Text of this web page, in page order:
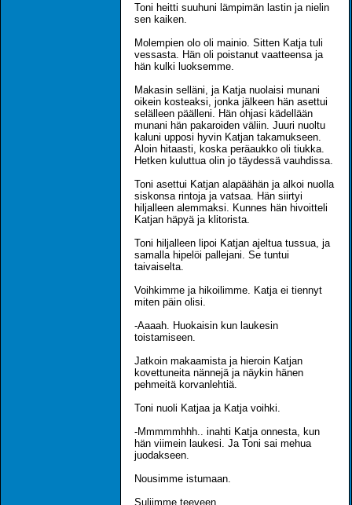
Toni heitti suuhuni lämpimän lastin ja nielin
sen kaiken.
Molempien olo oli mainio. Sitten Katja tuli
vessasta. Hän oli poistanut vaatteensa ja
hän kulki luoksemme.
Makasin selläni, ja Katja nuolaisi munani
oikein kosteaksi, jonka jälkeen hän asettui
selälleen päälleni. Hän ohjasi kädellään
munani hän pakaroiden väliin. Juuri nuoltu
kaluni upposi hyvin Katjan takamukseen.
Aloin hitaasti, koska peräaukko oli tiukka.
Hetken kuluttua olin jo täydessä vauhdissa.
Toni asettui Katjan alapäähän ja alkoi nuolla
siskonsa rintoja ja vatsaa. Hän siirtyi
hiljalleen alemmaksi. Kunnes hän hivoitteli
Katjan häpyä ja klitorista.
Toni hiljalleen lipoi Katjan ajeltua tussua, ja
samalla hipelöi pallejani. Se tuntui
taivaiselta.
Voihkimme ja hikoilimme. Katja ei tiennyt
miten päin olisi.
-Aaaah. Huokaisin kun laukesin
toistamiseen.
Jatkoin makaamista ja hieroin Katjan
kovettuneita nännejä ja näykin hänen
pehmeitä korvanlehtiä.
Toni nuoli Katjaa ja Katja voihki.
-Mmmmmhhh.. inahti Katja onnesta, kun
hän viimein laukesi. Ja Toni sai mehua
juodakseen.
Nousimme istumaan.
Suljimme teeveen.